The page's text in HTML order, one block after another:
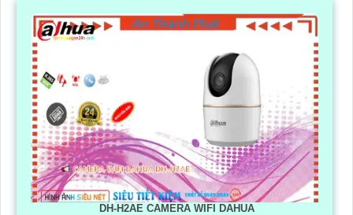
DH-H2AE CAMERA WIFI DAHUA